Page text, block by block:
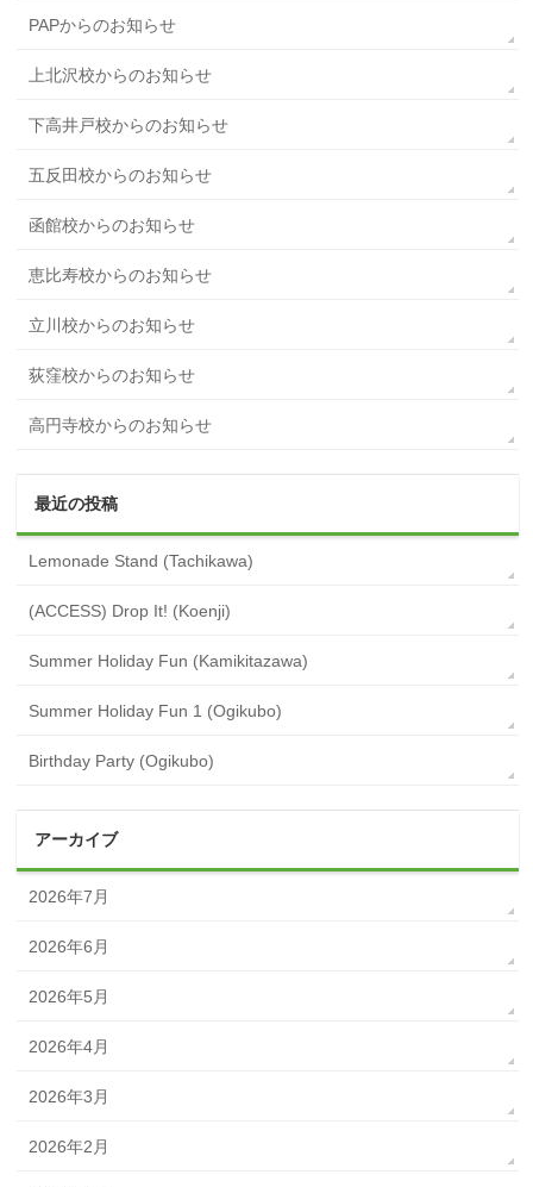
PAPからのお知らせ
上北沢校からのお知らせ
下高井戸校からのお知らせ
五反田校からのお知らせ
函館校からのお知らせ
恵比寿校からのお知らせ
立川校からのお知らせ
荻窪校からのお知らせ
高円寺校からのお知らせ
最近の投稿
Lemonade Stand (Tachikawa)
(ACCESS) Drop It! (Koenji)
Summer Holiday Fun (Kamikitazawa)
Summer Holiday Fun 1 (Ogikubo)
Birthday Party (Ogikubo)
アーカイブ
2026年7月
2026年6月
2026年5月
2026年4月
2026年3月
2026年2月